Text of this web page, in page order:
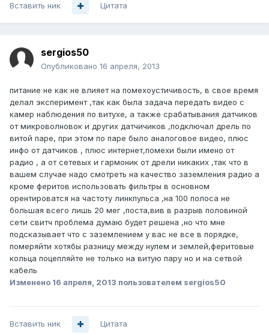
Вставить ник Цитата
sergios50
Опубликовано 16 апреля, 2013
питание не как не влияет на помехоустичивость, в свое время
делал эксперимент ,так как была задача передать видео с
камер наблюдения по витухе, а также срабатывания датчиков
от микроволновок и других датчичиков ,подключал дрель по
витой паре, при этом по паре было аналоговое видео, плюс
инфо от датчиков , плюс интернет,помехи были имено от
радио , а от сетевых и гармоник от дрели никаких ,так что в
вашем случае надо смотреть на качество заземления радио а
кроме феритов использовать фильтры в основном
орентироватся на частоту линкпульса ,на 100 полоса не
большая всего лишь 20 мег ,поста,вив в разрыв половиной
сети свитч проблема думаю будет решена ,но что мне
подсказывает что с заземлением у вас не все в порядке,
померяйти хотябы разницу между нулем и землей,феритовые
кольца поцепляйте не только на витую пару но и на сетвой
кабель
Изменено 16 апреля, 2013 пользователем sergios50
Вставить ник Цитата